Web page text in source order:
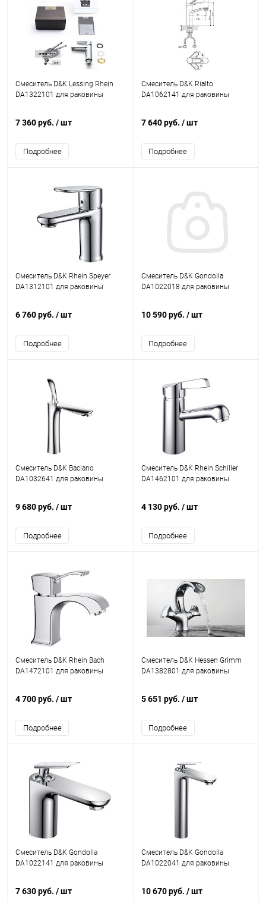
Смеситель D&K Lessing Rhein
DA1322101 для раковины
7 360 руб. / шт
Подробнее
Смеситель D&K Rialto
DA1062141 для раковины
7 640 руб. / шт
Подробнее
Смеситель D&K Rhein Speyer
DA1312101 для раковины
6 760 руб. / шт
Подробнее
Смеситель D&K Gondolla
DA1022018 для раковины
10 590 руб. / шт
Подробнее
Смеситель D&K Baciano
DA1032641 для раковины
9 680 руб. / шт
Подробнее
Смеситель D&K Rhein Schiller
DA1462101 для раковины
4 130 руб. / шт
Подробнее
Смеситель D&K Rhein Bach
DA1472101 для раковины
4 700 руб. / шт
Подробнее
Смеситель D&K Hessen Grimm
DA1382801 для раковины
5 651 руб. / шт
Подробнее
Смеситель D&K Gondolla
DA1022141 для раковины
7 630 руб. / шт
Смеситель D&K Gondolla
DA1022041 для раковины
10 670 руб. / шт